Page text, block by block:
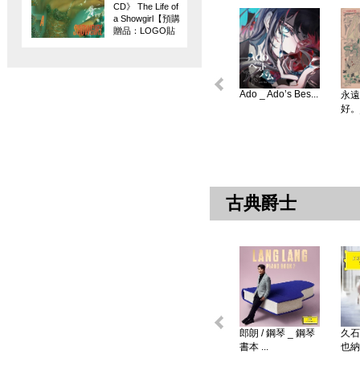
CD》 The Life of
a Showgirl【預購
贈品：LOGO貼
Ado _ Ado’s Bes...
永
好
古典爵士
郎朗 / 鋼琴 _ 鋼琴
書本 ...
久
也